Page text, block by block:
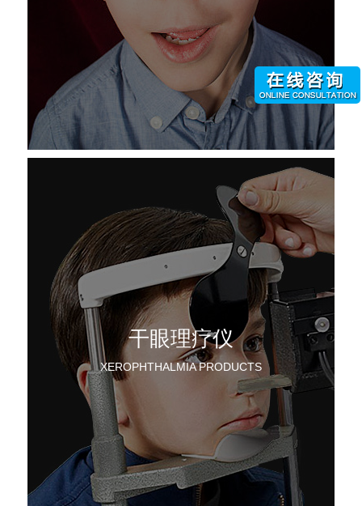
干眼理疗仪
XEROPHTHALMIA PRODUCTS